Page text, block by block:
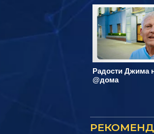
Радости Джима
@дома